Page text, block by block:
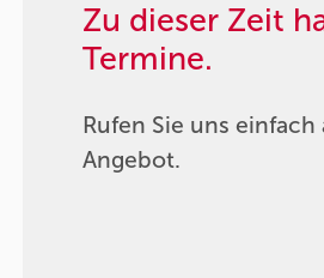
Zu dieser Zeit
Termine.
Rufen Sie uns
Angebot.